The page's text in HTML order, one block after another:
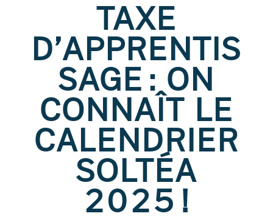
TAXE
D’APPRENTIS
SAGE : ON
CONNAÎT LE
CALENDRIER
SOLTÉA
2025 !